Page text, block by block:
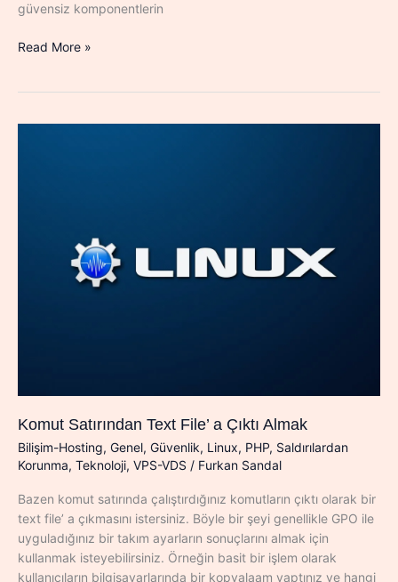
güvensiz komponentlerin
[Android]
ile
Read More »
Komut Satırından Text File’ a Çıktı Almak
Bilişim-Hosting, Genel, Güvenlik, Linux, PHP, Saldırılardan
Korunma, Teknoloji, VPS-VDS / Furkan Sandal
Bazen komut satırında çalıştırdığınız komutların çıktı olarak bir
text file’ a çıkmasını istersiniz. Böyle bir şeyi genellikle GPO ile
uyguladığınız bir takım ayarların sonuçlarını almak için
kullanmak isteyebilirsiniz. Örneğin basit bir işlem olarak
kullanıcıların bilgisayarlarında bir kopyalaam yaptınız ve hangi